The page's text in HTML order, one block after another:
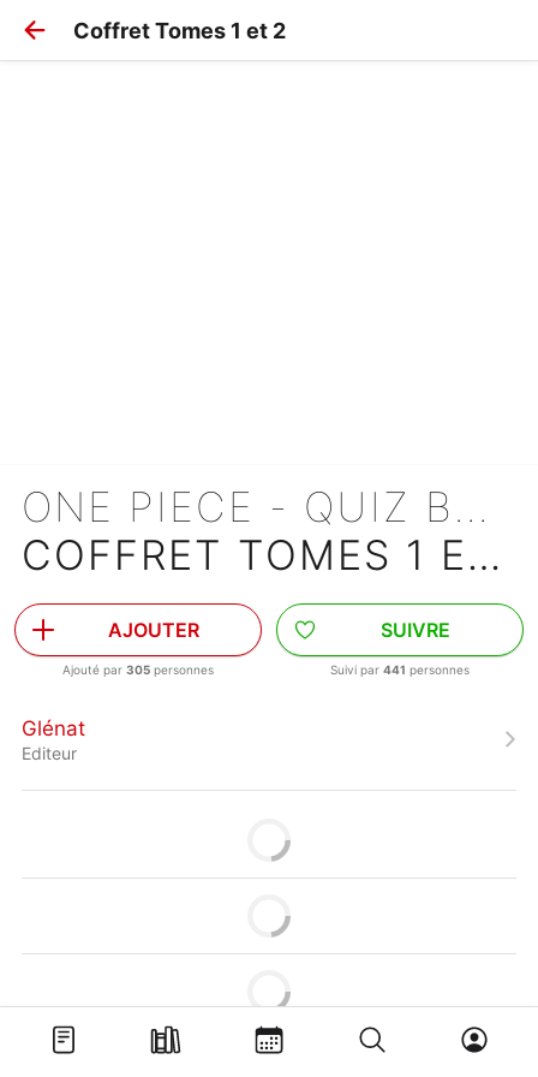
Coffret Tomes 1 et 2
ONE PIECE - QUIZ BOOK
COFFRET TOMES 1 ET 2
AJOUTER
Ajouté par 305 personnes
SUIVRE
Suivi par 441 personnes
Glénat
Editeur